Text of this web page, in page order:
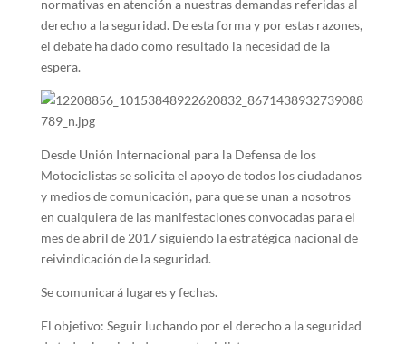
normativas en atención a nuestras demandas referidas al
derecho a la seguridad. De esta forma y por estas razones,
el debate ha dado como resultado la necesidad de la
espera.
Desde Unión Internacional para la Defensa de los
Motociclistas se solicita el apoyo de todos los ciudadanos
y medios de comunicación, para que se unan a nosotros
en cualquiera de las manifestaciones convocadas para el
mes de abril de 2017 siguiendo la estratégica nacional de
reivindicación de la seguridad.
Se comunicará lugares y fechas.
El objetivo: Seguir luchando por el derecho a la seguridad